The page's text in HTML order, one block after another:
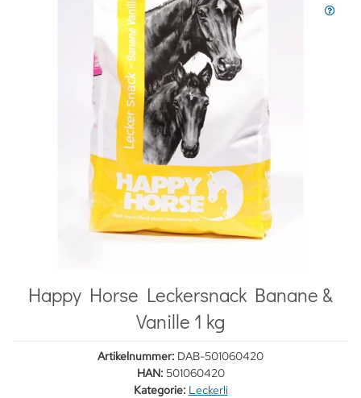
Happy Horse Leckersnack Banane &
Vanille 1 kg
Artikelnummer: DAB-501060420
HAN: 501060420
Kategorie: Leckerli